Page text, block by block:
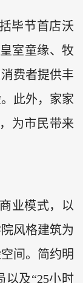
毕节首店沃
室童缘、牧
费者提供丰
此外，家家
为市民带来
业模式，以
风格建筑为
间。简约明
以及“25小时